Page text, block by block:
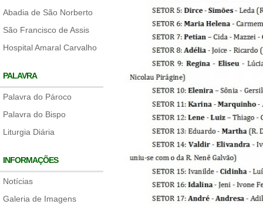
Abadia de São Norberto
São Francisco de Assis
Hospital Amaral Carvalho
PALAVRA
Palavra do Pároco
Palavra do Bispo
Liturgia Diária
INFORMAÇÕES
Notícias
Galeria de Imagens